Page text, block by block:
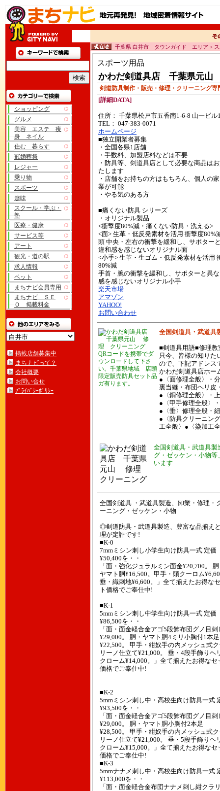
ショッピング
グルメ
美容 エステ 痩
身 ネイル
住む 暮らす
冠婚葬祭
レジャー
乗り物
スポーツ
趣味
スクール・学ぶ・
塾
医療・健康
サービス等
アート
観光・道の駅
求人情報
ペット
まちナビ会員専用
まちナビ ＳＥ
Ｏ 掲載料金
掲載店舗募集中
まちナビって？
会社概要
お問い合せ
ﾌﾟﾗｲﾊﾞｼｰﾎﾟﾘｼｰ
千葉県 白井市 タウンガイド エリア > ス
スポーツ用品
かわだ剣道具店 千葉県元
剣道防具制作・販売・修理・クリーニング
[詳細DATA]
住所： 千葉県松戸市五香南1-6-8 山一ビル
TEL： 047-383-0071
ホームページ
■独立開業者募集
・全国各県1店舗
・手数料、加盟店料などは不要
・防具等、剣道具店として必要な商品は
たします
・店舗をお持ちの方はもちろん、個人の
業が可能
・やる気のある方
■痛くない防具 シリーズ
・オリジナル製品
<衝撃度80%減・痛くない防具・洗える>
<面> 生革・低反発素材を活用 衝撃度80%
頭 中央・左右の衝撃を緩和し、サポター
違和感を感じないオリジナル面
<小手> 生革・生ゴム・低反発素材を活用
80%減
手首・腕の衝撃を緩和し、サポターと異
感を感じないオリジナル小手
楽天市場
アマゾン
YAHOO!
お問い合わせ
QRコードを携帯でダ
ウンロードして下さ
い。千葉県地域 店頭
限定販売防具セット品
ガ有ります。
全国剣道具・武道具
■剣道具用語■修理
只今、皆様の知りた
ので、下記アドレス
かわだ剣道具店ホ
●〈面修理全般〉・
裏当縫・布団ヘリ皮
●〈銅修理全般〉・
●〈甲手修理全般〉
●〈垂〉修理全般・
●〈防具クリーニン
工全般〉●〈染加工
全国剣道具・武道具
グ・ゼッケン・小物
います
全国剣道具 ・武道具製造、卸業・修理・
ーニング・ゼッケン・小物
◎剣道防具・武道具製造、豊富な品揃え
理が定評です!
■K-0
7mmミシン刺し小学生向け防具一式 定価
¥50,400を・・
「面・強化ジュラルミン面金¥20,700。
ヤマト胴¥16,500。甲手・頭クーロム
垂・織刺地¥6,600。」全て揃えたお得な
ト価格でご奉仕中!
■K-1
5mmミシン刺し中学生向け防具一式 定価
¥86,500を・・
「面・面金軽合金アゴ5段飾布団グノ目刺
¥29,000。 胴・ヤマト胴4ミリ小胸付1本足
¥22,500。 甲手・紺奴手の内メッシュ式
リーノ仕立て¥21,000。 垂・4段手飾りヘ
クローム¥14,000。」全て揃えたお得なセ
価格でご奉仕中!
■K-2
5mmミシン刺し中・高校生向け防具一式
¥93,500を・・
「面・面金軽合金アゴ5段飾布団グノ目刺
¥29,000。 胴・ヤマト胴小胸付2本足
¥28,500。 甲手・紺奴手の内メッシュ式
リーノ仕立て¥21,000。 垂・5段手飾りヘ
クローム¥15,000。」全て揃えたお得なセ
価格でご奉仕中!
■K-3
5mmナナメ刺し中・高校生向け防具一式
¥113,000を・・
「面・面金軽合金布団ナナメ刺し紺クラ